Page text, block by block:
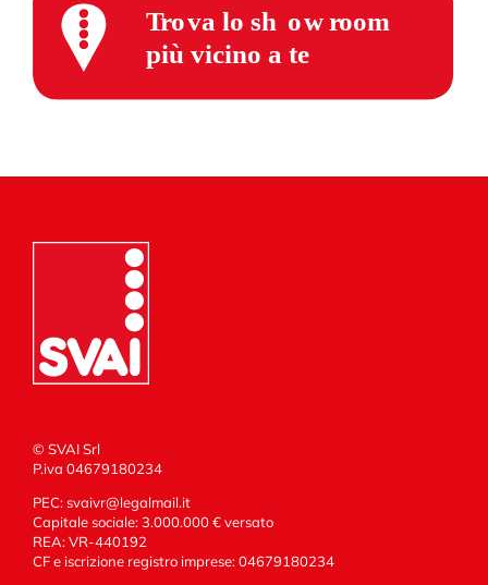
© SVAI Srl
P.iva 04679180234
PEC:svaivr@legalmail.it
Capitale sociale: 3.000.000 € versato
REA: VR-440192
CF e iscrizione registro imprese: 04679180234